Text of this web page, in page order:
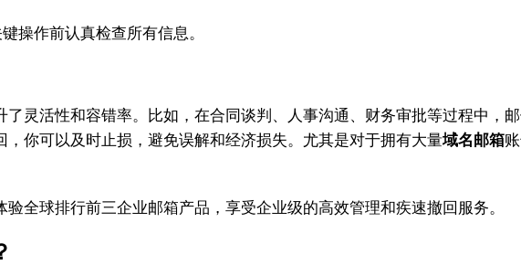
操作前认真检查所有信息。
灵活性和容错率。比如，在合同谈判、人事沟通、财务审批等过程中，
你可以及时止损，避免误解和经济损失。尤其是对于拥有大量域名邮箱
验全球排行前三企业邮箱产品，享受企业级的高效管理和疾速撤回服务。